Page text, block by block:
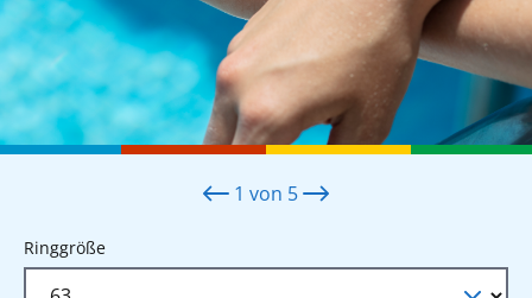
1 von 5
Ringgrößeauswählen